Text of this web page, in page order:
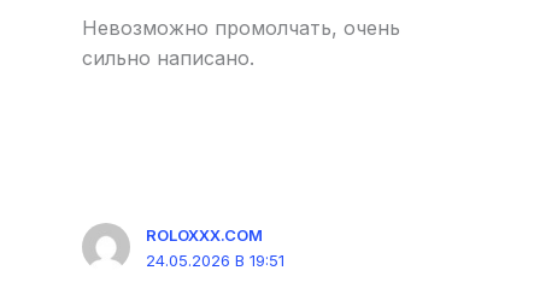
Невозможно промолчать, очень
сильно написано.
ROLOXXX.COM
24.05.2026 В 19:51